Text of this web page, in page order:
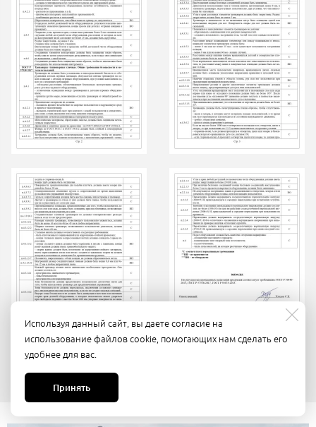
Используя данный сайт, вы даете согласие на
использование файлов cookie, помогающих нам сделать его
удобнее для вас.
Принять